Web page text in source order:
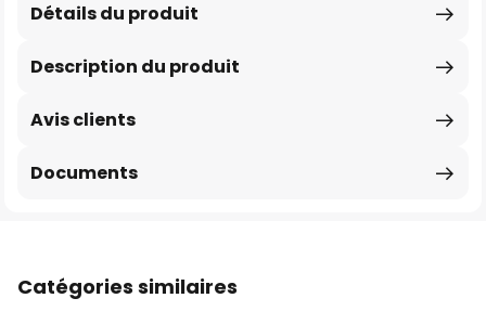
Description du produit
Détails du produit
Avis clients
Documents
Catégories similaires